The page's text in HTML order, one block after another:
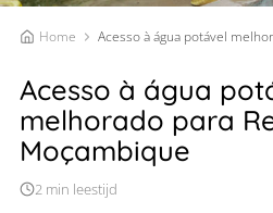
Home Acesso à água potável
Acesso à água
melhorado para
Moçambique
2 min leestijd